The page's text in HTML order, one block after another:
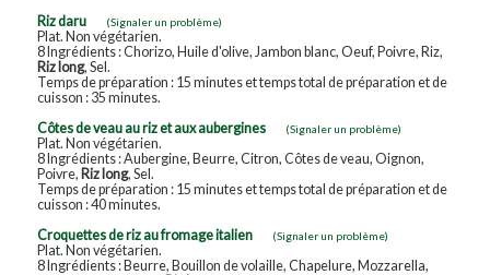
Riz daru
(Signaler un problème)
Plat. Non végétarien.
8 Ingrédients : Chorizo, Huile d'olive, Jambon blanc, Oeuf, Poivre, Riz,
Riz long, Sel.
Temps de préparation : 15 minutes et temps total de préparation et de
cuisson : 35 minutes.
Côtes de veau au riz et aux aubergines
(Signaler un problème)
Plat. Non végétarien.
8 Ingrédients : Aubergine, Beurre, Citron, Côtes de veau, Oignon,
Poivre, Riz long, Sel.
Temps de préparation : 15 minutes et temps total de préparation et de
cuisson : 40 minutes.
Croquettes de riz au fromage italien
(Signaler un problème)
Plat. Non végétarien.
8 Ingrédients : Beurre, Bouillon de volaille, Chapelure, Mozzarella,